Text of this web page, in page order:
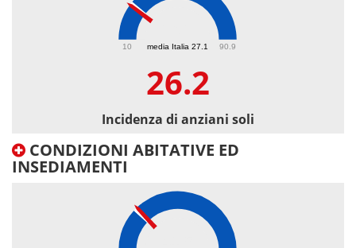
media Italia 27.1
10 90.9
26.2
Incidenza di anziani soli
CONDIZIONI ABITATIVE ED
INSEDIAMENTI